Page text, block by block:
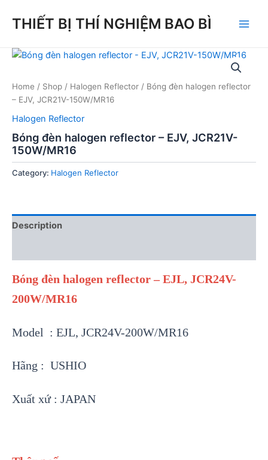
THIẾT BỊ THÍ NGHIỆM BAO BÌ
Home / Shop / Halogen Reflector / Bóng đèn halogen reflector
– EJV, JCR21V-150W/MR16
Halogen Reflector
Bóng đèn halogen reflector – EJV, JCR21V-
150W/MR16
Category: Halogen Reflector
Description
Bóng đèn halogen reflector – EJL, JCR24V-
200W/MR16
Model : EJL, JCR24V-200W/MR16
Hãng : USHIO
Xuất xứ : JAPAN